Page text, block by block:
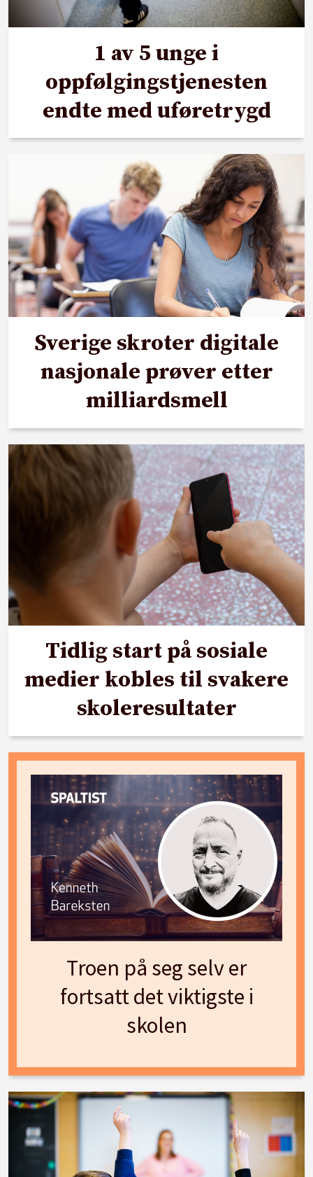
1 av 5 unge i
oppfølgingstjenesten
endte med uføretrygd
Sverige skroter digitale
nasjonale prøver etter
milliardsmell
Tidlig start på sosiale
medier kobles til svakere
skoleresultater
Troen på seg selv er
fortsatt det viktigste i
skolen